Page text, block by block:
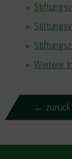
Weitere
← zurück